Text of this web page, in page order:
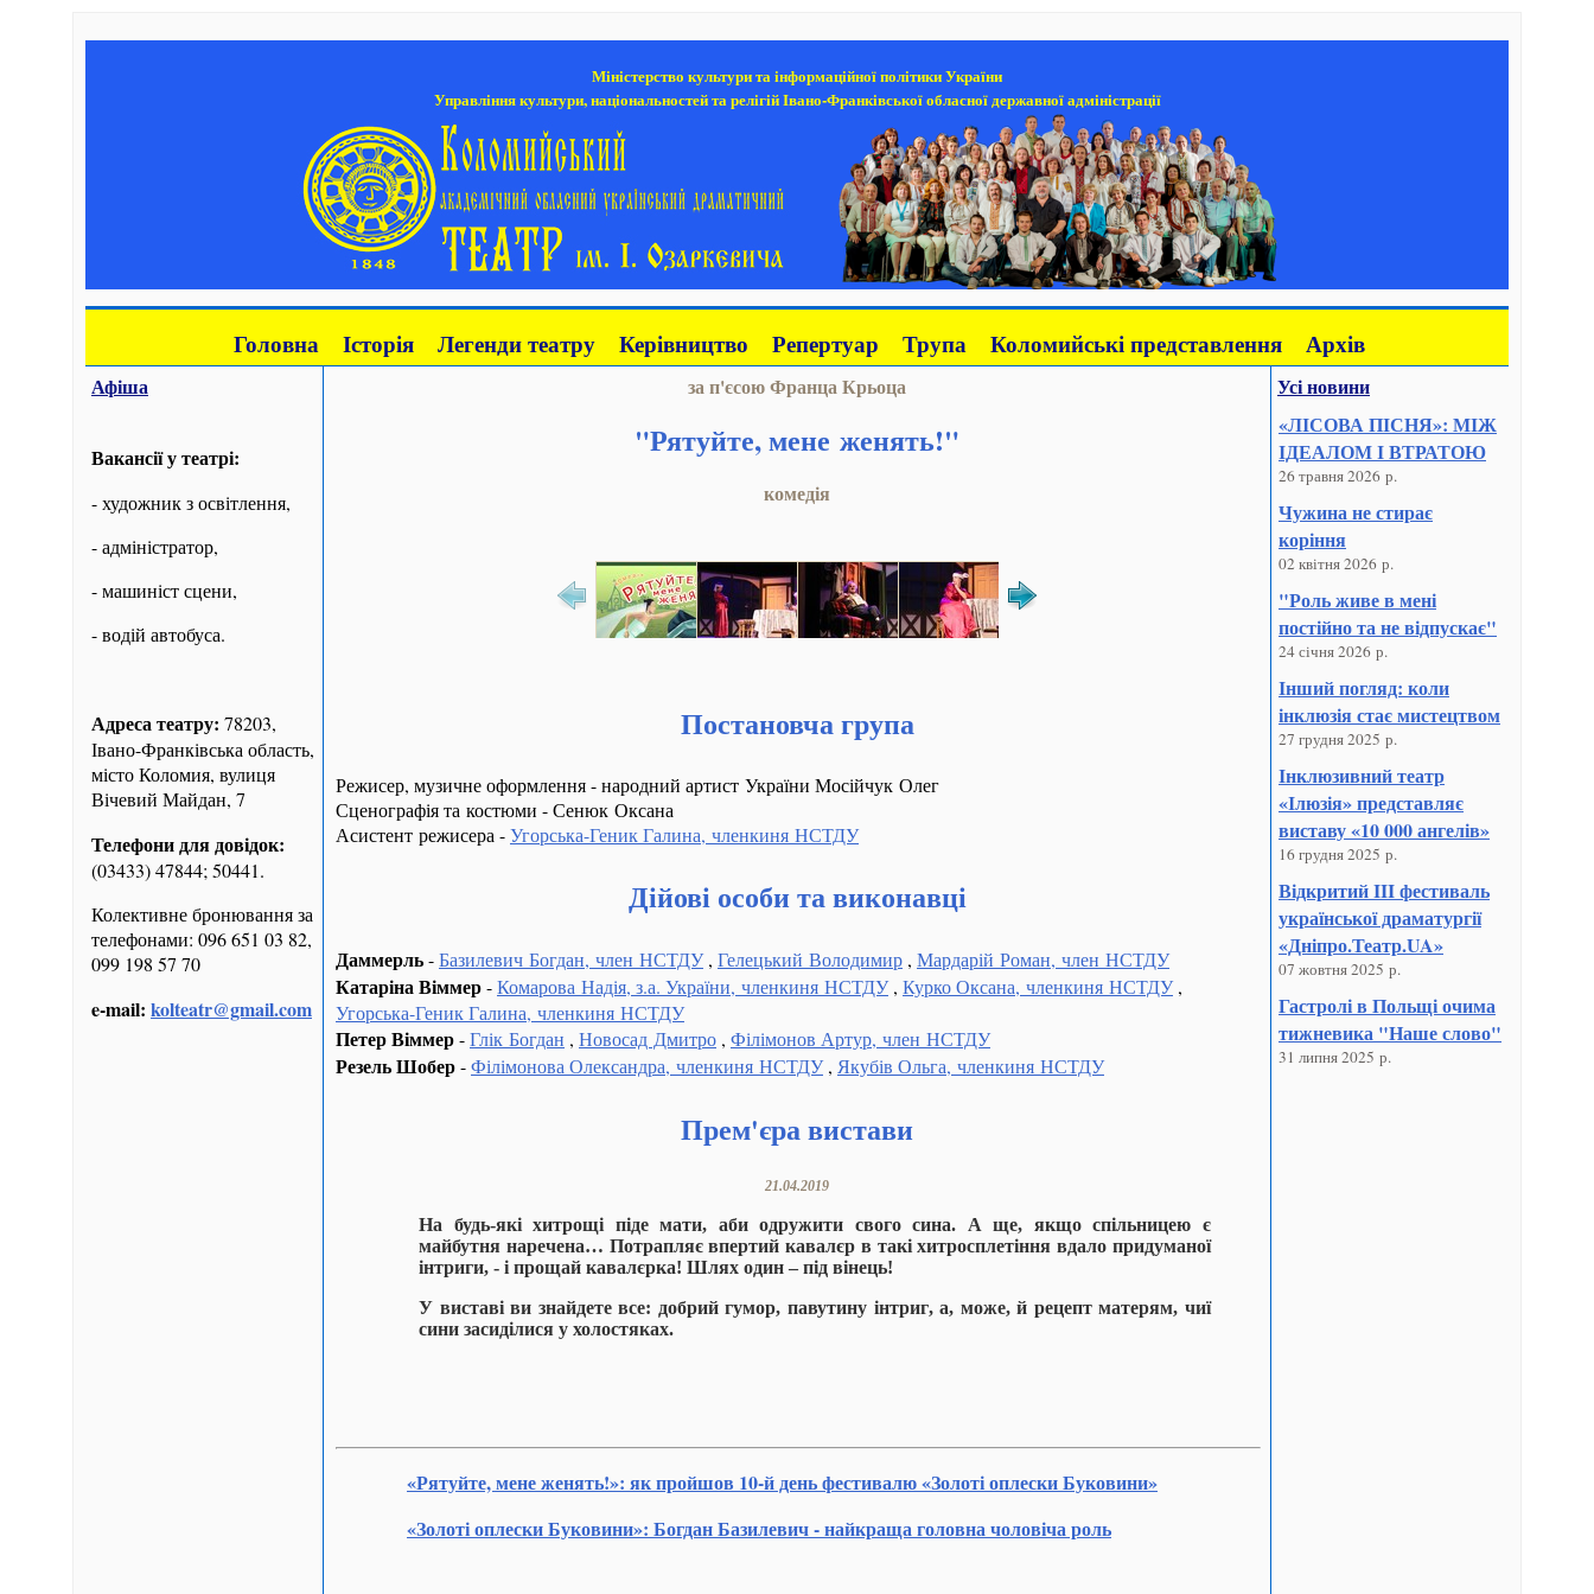
Міністерство культури та інформаційної політики України
Управління культури, національностей та релігій Івано-Франківської обласної державної адміністрації
Головна Історія Легенди театру Керівництво Репертуар Трупа Коломийські представлення Архів
Афіша
Вакансії у театрі:
- художник з освітлення,
- адміністратор,
- машиніст сцени,
- водій автобуса.
Адреса театру: 78203,
Івано-Франківська область,
місто Коломия, вулиця
Вічевий Майдан, 7
Телефони для довідок:
(03433) 47844; 50441.
Колективне бронювання за
телефонами: 096 651 03 82,
099 198 57 70
e-mail: kolteatr@gmail.com
Усі новини
«ЛІСОВА ПІСНЯ»: МІЖ
ІДЕАЛОМ І ВТРАТОЮ
26 травня 2026 р.
Чужина не стирає
коріння
02 квітня 2026 р.
"Роль живе в мені
постійно та не відпускає"
24 січня 2026 р.
Інший погляд: коли
інклюзія стає мистецтвом
27 грудня 2025 р.
Інклюзивний театр
«Ілюзія» представляє
виставу «10 000 ангелів»
16 грудня 2025 р.
Відкритий III фестиваль
української драматургії
«Дніпро.Театр.UA»
07 жовтня 2025 р.
Гастролі в Польщі очима
тижневика "Наше слово"
31 липня 2025 р.
за п'єсою Франца Крьоца
"Рятуйте, мене женять!"
комедія
Постановча група
Режисер, музичне оформлення - народний артист України Мосійчук Олег
Сценографія та костюми - Сенюк Оксана
Асистент режисера -Угорська-Геник Галина, членкиня НСТДУ
Дійові особи та виконавці
Даммерль-Базилевич Богдан, член НСТДУ, Гелецький Володимир , Мардарій Роман, член НСТДУ
Катаріна Віммер-Комарова Надія, з.а. України, членкиня НСТДУ, Курко Оксана, членкиня НСТДУ,
Угорська-Геник Галина, членкиня НСТДУ
Петер Віммер-Глік Богдан , Новосад Дмитро , Філімонов Артур, член НСТДУ
Резель Шобер-Філімонова Олександра, членкиня НСТДУ, Якубів Ольга, членкиня НСТДУ
Прем'єра вистави
21.04.2019
На будь-які хитрощі піде мати, аби одружити свого сина. А ще, якщо спільницею є
майбутня наречена… Потрапляє впертий кавалєр в такі хитросплетіння вдало придуманої
інтриги, - і прощай кавалєрка! Шлях один – під вінець!
У виставі ви знайдете все: добрийгумор,павутину інтриг,а, може, й рецепт матерям, чиї
cини засиділися у холостяках.
«Рятуйте, мене женять!»: як пройшов 10-й день фестивалю «Золоті оплески Буковини»
«Золоті оплески Буковини»: Богдан Базилевич - найкраща головна чоловіча роль